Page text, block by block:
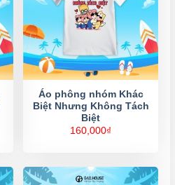
Áo phông nhóm Khác
Biệt Nhưng Không Tách
Biệt
160,000₫